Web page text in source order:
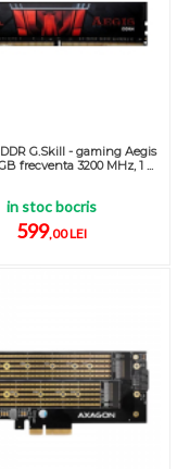
G.Skill - gaming Aegis
frecventa 3200 MHz, 1 ...
in stoc bocris
599,00 LEI